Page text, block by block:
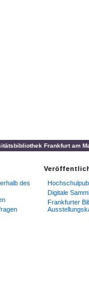
Frankfurt am
des
Digitale
Frankfurter